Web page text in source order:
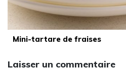
Mini-tartare de fraises
Laisser un commentaire